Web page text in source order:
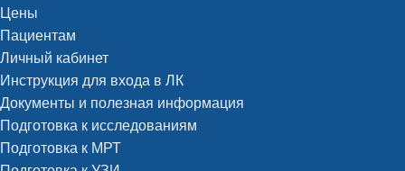
Цены
Пациентам
Личный кабинет
Инструкция для входа в ЛК
Документы и полезная информация
Подготовка к исследованиям
Подготовка к МРТ